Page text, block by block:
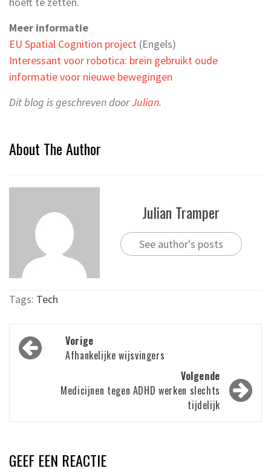
Meer informatie
EU Spatial Cognition project (Engels)
Interessant voor robotica: brein gebruikt oude
informatie voor nieuwe bewegingen
Dit blog is geschreven doorJulian.
About The Author
Julian Tramper
See author's posts
Tags: Tech
Bericht
navigatie
Vorige
Afhankelijke wijsvingers
Volgende
Medicijnen tegen ADHD werken slechts
tijdelijk
GEEF EEN REACTIE